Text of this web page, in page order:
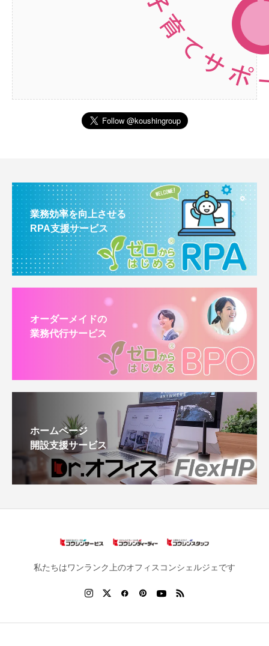
業務効率を向上させる
RPA支援サービス
オーダーメイドの
業務代行サービス
ホームページ
開設支援サービス
私たちはワンランク上のオフィスコンシェルジェです